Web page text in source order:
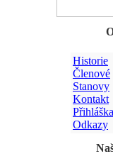
Historie
Členové
Stanovy
Kontakt
Přihláška
Odkazy